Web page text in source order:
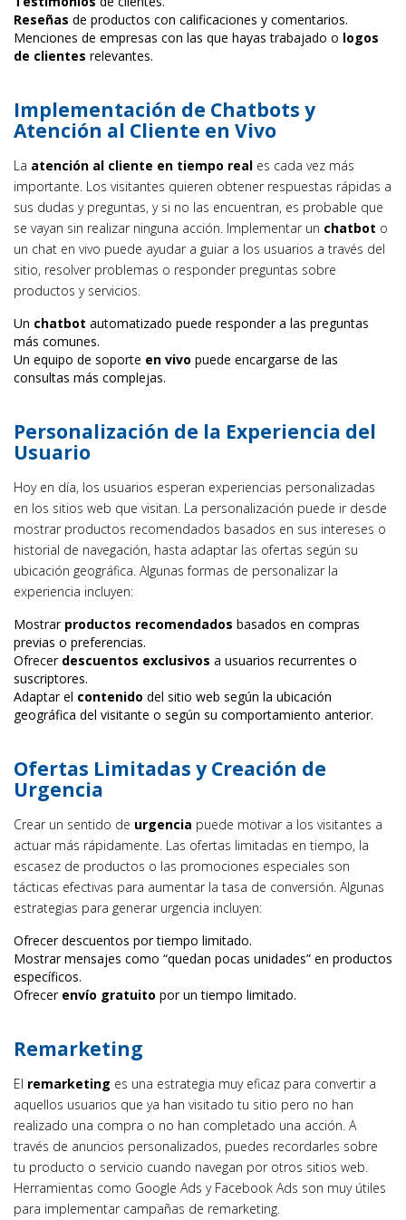
Reseñas de productos con calificaciones y comentarios.
Menciones de empresas con las que hayas trabajado o logos
de clientes relevantes.
Implementación de Chatbots y
Atención al Cliente en Vivo
La atención al cliente en tiempo real es cada vez más
importante. Los visitantes quieren obtener respuestas rápidas a
sus dudas y preguntas, y si no las encuentran, es probable que
se vayan sin realizar ninguna acción. Implementar un chatbot o
un chat en vivo puede ayudar a guiar a los usuarios a través del
sitio, resolver problemas o responder preguntas sobre
productos y servicios.
Un chatbot automatizado puede responder a las preguntas
más comunes.
Un equipo de soporte en vivo puede encargarse de las
consultas más complejas.
Personalización de la Experiencia del
Usuario
Hoy en día, los usuarios esperan experiencias personalizadas
en los sitios web que visitan. La personalización puede ir desde
mostrar productos recomendados basados en sus intereses o
historial de navegación, hasta adaptar las ofertas según su
ubicación geográfica. Algunas formas de personalizar la
experiencia incluyen:
Mostrar productos recomendados basados en compras
previas o preferencias.
Ofrecer descuentos exclusivos a usuarios recurrentes o
suscriptores.
Adaptar el contenido del sitio web según la ubicación
geográfica del visitante o según su comportamiento anterior.
Ofertas Limitadas y Creación de
Urgencia
Crear un sentido de urgencia puede motivar a los visitantes a
actuar más rápidamente. Las ofertas limitadas en tiempo, la
escasez de productos o las promociones especiales son
tácticas efectivas para aumentar la tasa de conversión. Algunas
estrategias para generar urgencia incluyen:
Ofrecer descuentos por tiempo limitado.
Mostrar mensajes como “quedan pocas unidades” en productos
específicos.
Ofrecer envío gratuito por un tiempo limitado.
Remarketing
El remarketing es una estrategia muy eficaz para convertir a
aquellos usuarios que ya han visitado tu sitio pero no han
realizado una compra o no han completado una acción. A
través de anuncios personalizados, puedes recordarles sobre
tu producto o servicio cuando navegan por otros sitios web.
Herramientas como Google Ads y Facebook Ads son muy útiles
para implementar campañas de remarketing.